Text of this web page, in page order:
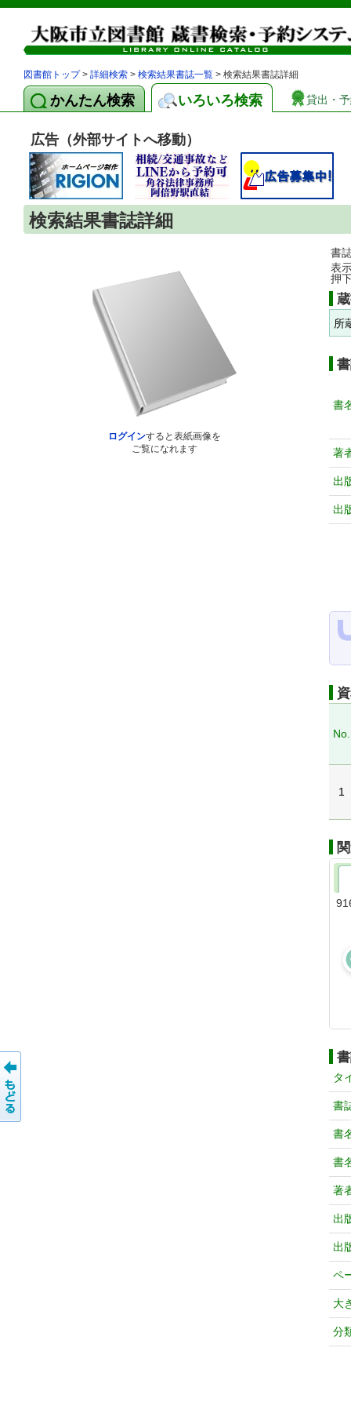
図書館トップ> 詳細検索 > 検索結果書誌一覧 > 検索結果書誌詳細
かんたん検索 いろいろ検索 貸出・
広告（外部サイトへ移動）
検索結果書誌詳細
ログインすると表紙画像を
ご覧になれます
書
表
押
所
書
著
出
出
No.
1
タ
書
書
書
著
出
出
ペ
大
分